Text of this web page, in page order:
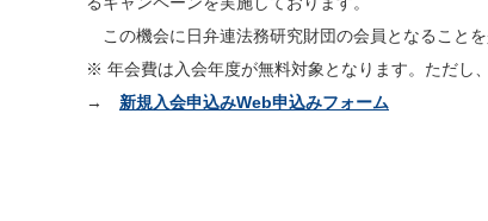
この機会に日弁連法務研究財団の会員となることを
※ 年会費は入会年度が無料対象となります。ただし
→ 新規入会申込みWeb申込みフォーム